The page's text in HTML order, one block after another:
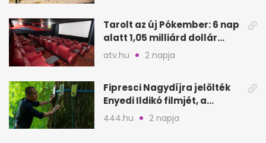
Tarolt az új Pókember: 6 nap
alatt 1,05 milliárd dollár
bevétel
atv.hu 2 napja
Fipresci Nagydíjra jelölték
Enyedi Ildikó filmjét, a
Csendes barátot
444.hu 2 napja